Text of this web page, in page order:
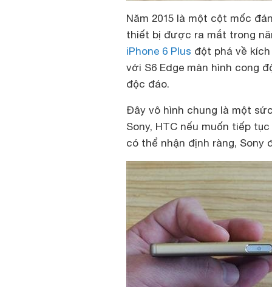
Năm 2015 là một cột mốc
thiết bị được ra mắt trong
iPhone 6 Plus đột phá về
với S6 Edge màn hình cong
độc đáo.
Đây vô hình chung là một
Sony, HTC nếu muốn tiếp
có thể nhận định ràng, Sony